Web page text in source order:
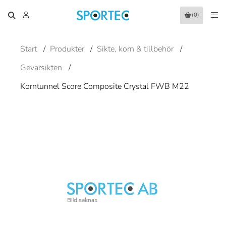
(0)
Start / Produkter / Sikte, korn & tillbehör /
Gevärsikten
/
Korntunnel Score Composite Crystal FWB M22